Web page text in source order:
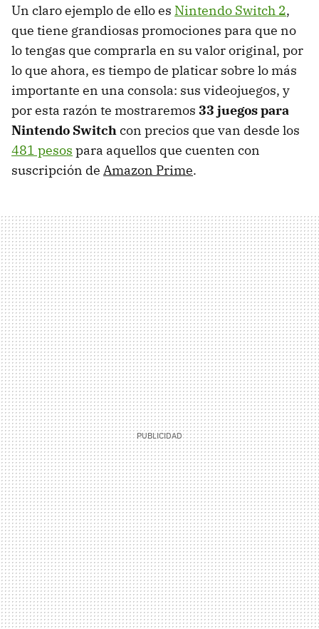
Un claro ejemplo de ello es Nintendo Switch 2,
que tiene grandiosas promociones para que no
lo tengas que comprarla en su valor original, por
lo que ahora, es tiempo de platicar sobre lo más
importante en una consola: sus videojuegos, y
por esta razón te mostraremos 33 juegos para
Nintendo Switchcon precios que van desde los
481 pesos para aquellos que cuenten con
suscripción de Amazon Prime.